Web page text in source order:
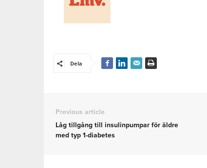
Dela
Previous article
Låg tillgång till insulinpumpar för äldre
med typ 1-diabetes